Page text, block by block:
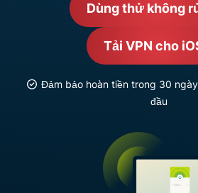
Dùng thử không
Tải VPN cho
Đảm bảo hoàn tiền trong 30
đầu